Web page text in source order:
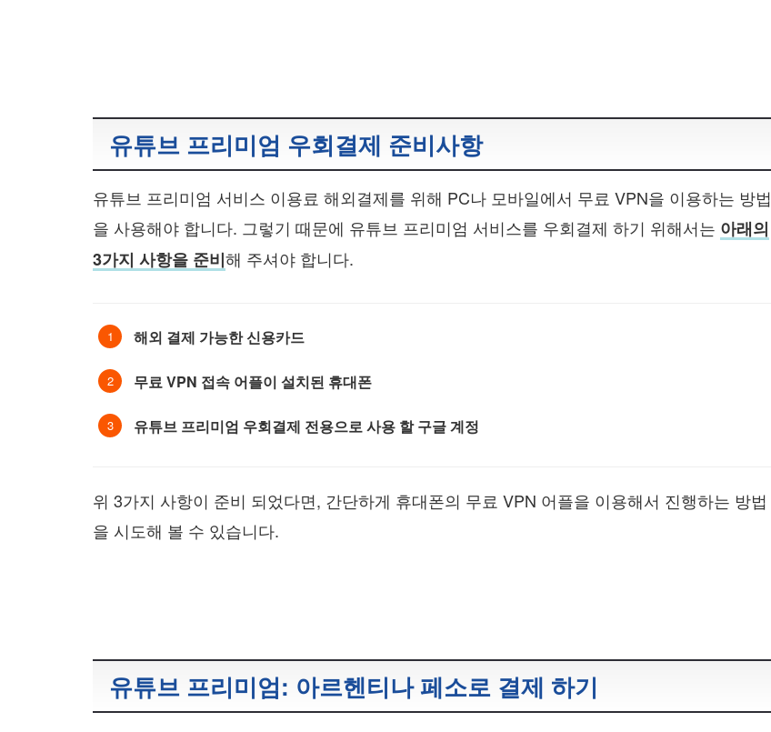
유튜브 프리미엄 우회결제 준비사항
유튜브 프리미엄 서비스 이용료 해외결제를 위해 PC나 모바일에서 무료 VPN을 이용하는 방법
을 사용해야 합니다. 그렇기 때문에 유튜브 프리미엄 서비스를 우회결제 하기 위해서는 아래의
3가지 사항을 준비해 주셔야 합니다.
해외 결제 가능한 신용카드
무료 VPN 접속 어플이 설치된 휴대폰
유튜브 프리미엄 우회결제 전용으로 사용 할 구글 계정
위 3가지 사항이 준비 되었다면, 간단하게 휴대폰의 무료 VPN 어플을 이용해서 진행하는 방법
을 시도해 볼 수 있습니다.
유튜브 프리미엄: 아르헨티나 페소로 결제 하기